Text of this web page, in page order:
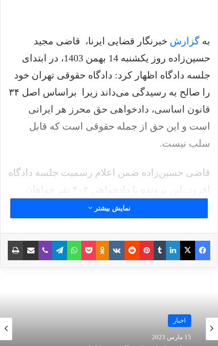
به گزارش خبرنگار قضایی ایرنا، قاضی مجید
حسین‌زاده روز یکشنبه 14 بهمن 1403، در ابتدای
جلسه دادگاه اظهار کرد: دادگاه حقوقی تهران خود
را صالح به رسیدگی می‌داند زیرا براساس اصل ۳۴
قانون اساسی، دادخواهی حق محرز هر ایرانی
است و این حق از جمله حقوقی است که قابل
سلب نیست.
قاضی حسین‌زاده ضمن اعلام رسمیت جلسه دادگاه
علیه ۴۲ نفر از جمله دولت آمریکا و مقامات آن به
رسیدگی است. پرونده حاضر متشکل از ۳ کلاسه
است، کلاسه اول با دادخواهی ۵۸ نفر از خانواده
سوم با دادخواهی ۲۴۸ نفر از افرادی که از این دو
نمایش بیشتر
فیس بوک X لینکدین‫تامبلر‫پین‌ترست
‫رددیت‫VKontakte
‫Odnoklassniki
پاکتواتس آپ تلگراموایبر اشتراک گذاری از طریق ایمیل
اخبار
15 مارس 2023